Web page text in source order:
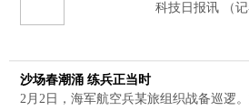
沙场春潮涌 练兵正当时
2月2日，海军航空兵某旅组织战备巡逻